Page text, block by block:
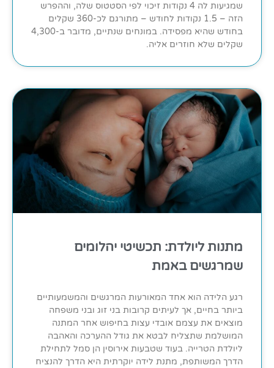
שמגיעות לה 4 נקודות זיכוי לפי הסטטוס שלה, וההפרש
הזה – 1.5 נקודות לחודש – מתורגם לכ-360 שקלים
בחודש שהיא מפסידה. במונחים שנתיים, מדובר ב-4,300
שקלים שלא חוזרים אליה.
מתנות ליולדת: תכשיטי יהלומים
שמרגשים באמת
רגע הלידה הוא אחד המאורעות המרגשים והמשמעותיים
ביותר בחיים, אך לעיתים קרובות בני זוג ובני משפחה
מוצאים את עצמם אובדי עצות בחיפוש אחר המתנה
המושלמת שתצליח לבטא את גודל ההערכה והאהבה
ליולדת הטרייה. בעוד שטבעות אירוסין הן סמל לתחילת
הדרך המשותפת, מתנת לידה יוקרתית היא הדרך להנציח